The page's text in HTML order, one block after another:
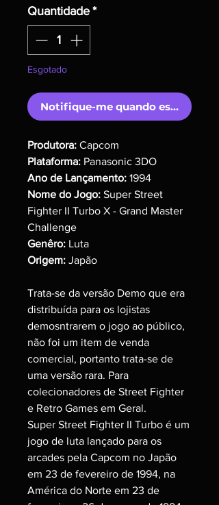
Quantidade *
Esgotado
Notifique-me quando estiver
Produtora: Capcom
Plataforma: Panasonic 3DO
Ano de Lançamento: 1994
Nome do Jogo: Super Street
Fighter II Turbo X - Grand Master
Challenge
Genêro: Luta
Origem: Japão
Trata-se da versão Demo que era
distribuída para os lojistas
demosntrarem o jogo ao público,
não foi um item de venda
comercial, portanto trata-se de
uma versão rara. Para
colecionadores de Street Fighter
e Retro Games em Geral.
Super Street Fighter II Turbo é um
jogo de luta lançado para os
arcades pela Capcom no Japão
em 23 de fevereiro de 1994, na
América do Norte em 23 de